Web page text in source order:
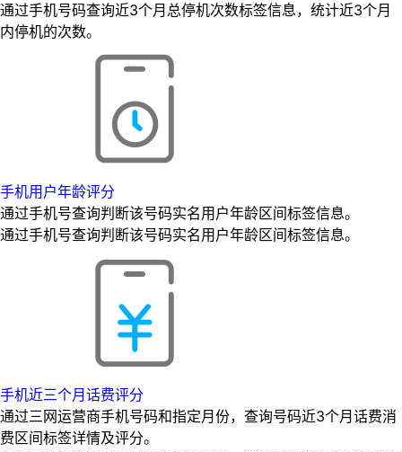
通过手机号码查询近3个月总停机次数标签信息，统计近3个月
内停机的次数。
手机用户年龄评分
通过手机号查询判断该号码实名用户年龄区间标签信息。
通过手机号查询判断该号码实名用户年龄区间标签信息。
手机近三个月话费评分
通过三网运营商手机号码和指定月份，查询号码近3个月话费消
费区间标签详情及评分。